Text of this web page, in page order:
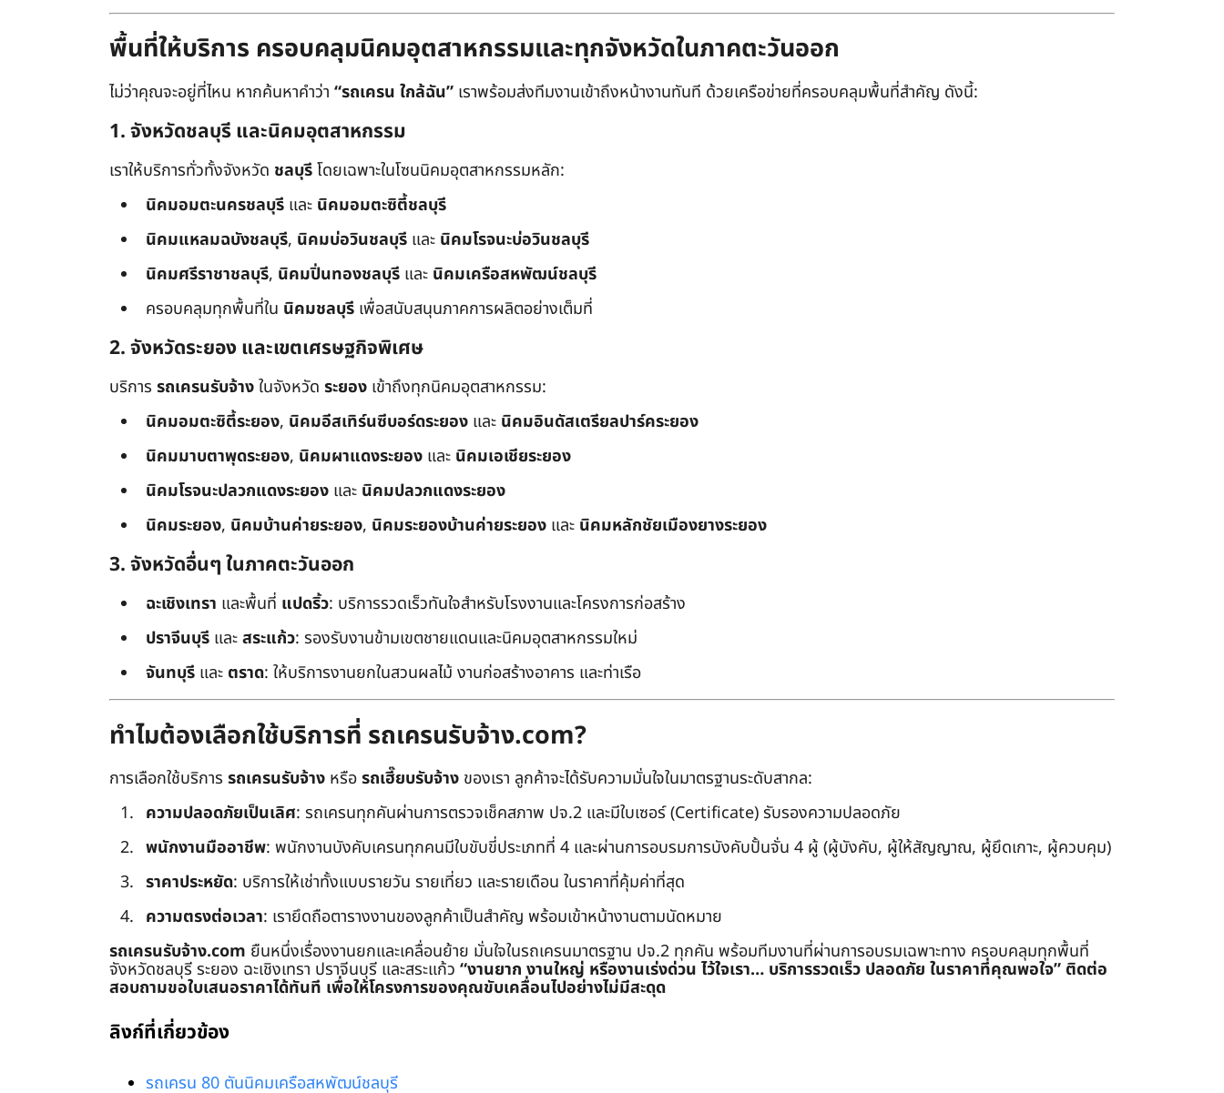
พื้นที่ให้บริการ ครอบคลุมนิคมอุตสาหกรรมและทุกจังหวัดในภาคตะวันออก
ไม่ว่าคุณจะอยู่ที่ไหน หากค้นหาคำว่า “รถเครน ใกล้ฉัน” เราพร้อมส่งทีมงานเข้าถึงหน้างานทันที ด้วยเครือข่ายที่ครอบคลุมพื้นที่สำคัญ ดังนี้:
1. จังหวัดชลบุรี และนิคมอุตสาหกรรม
เราให้บริการทั่วทั้งจังหวัด ชลบุรีโดยเฉพาะในโซนนิคมอุตสาหกรรมหลัก:
นิคมอมตะนครชลบุรี และ นิคมอมตะซิตี้ชลบุรี
นิคมแหลมฉบังชลบุรี, นิคมบ่อวินชลบุรี และ นิคมโรจนะบ่อวินชลบุรี
นิคมศรีราชาชลบุรี, นิคมปิ่นทองชลบุรี และ นิคมเครือสหพัฒน์ชลบุรี
ครอบคลุมทุกพื้นที่ใน นิคมชลบุรี เพื่อสนับสนุนภาคการผลิตอย่างเต็มที่
2. จังหวัดระยอง และเขตเศรษฐกิจพิเศษ
บริการ รถเครนรับจ้างในจังหวัด ระยอง เข้าถึงทุกนิคมอุตสาหกรรม:
นิคมอมตะซิตี้ระยอง, นิคมอีสเทิร์นซีบอร์ดระยอง และ นิคมอินดัสเตรียลปาร์คระยอง
นิคมมาบตาพุดระยอง, นิคมผาแดงระยอง และ นิคมเอเชียระยอง
นิคมโรจนะปลวกแดงระยอง และ นิคมปลวกแดงระยอง
นิคมระยอง, นิคมบ้านค่ายระยอง, นิคมระยองบ้านค่ายระยอง และ นิคมหลักชัยเมืองยางระยอง
3. จังหวัดอื่นๆ ในภาคตะวันออก
ฉะเชิงเทรา และพื้นที่ แปดริ้ว: บริการรวดเร็วทันใจสำหรับโรงงานและโครงการก่อสร้าง
ปราจีนบุรี และสระแก้ว: รองรับงานข้ามเขตชายแดนและนิคมอุตสาหกรรมใหม่
จันทบุรี และ ตราด: ให้บริการงานยกในสวนผลไม้ งานก่อสร้างอาคาร และท่าเรือ
ทำไมต้องเลือกใช้บริการที่ รถเครนรับจ้าง.com?
การเลือกใช้บริการ รถเครนรับจ้าง หรือรถเฮี๊ยบรับจ้าง ของเรา ลูกค้าจะได้รับความมั่นใจในมาตรฐานระดับสากล:
ความปลอดภัยเป็นเลิศ: รถเครนทุกคันผ่านการตรวจเช็คสภาพ ปจ.2 และมีใบเซอร์ (Certificate) รับรองความปลอดภัย
พนักงานมืออาชีพ: พนักงานบังคับเครนทุกคนมีใบขับขี่ประเภทที่ 4 และผ่านการอบรมการบังคับปั้นจั่น 4 ผู้ (ผู้บังคับ, ผู้ให้สัญญาณ, ผู้ยึดเกาะ, ผู้ควบคุม)
ราคาประหยัด: บริการให้เช่าทั้งแบบรายวัน รายเที่ยว และรายเดือน ในราคาที่คุ้มค่าที่สุด
ความตรงต่อเวลา: เรายึดถือตารางงานของลูกค้าเป็นสำคัญ พร้อมเข้าหน้างานตามนัดหมาย
รถเครนรับจ้าง.com ยืนหนึ่งเรื่องงานยกและเคลื่อนย้าย มั่นใจในรถเครนมาตรฐาน ปจ.2 ทุกคัน พร้อมทีมงานที่ผ่านการอบรมเฉพาะทาง ครอบคลุมทุกพื้นที่
จังหวัดชลบุรี ระยอง ฉะเชิงเทรา ปราจีนบุรี และสระแก้ว “งานยาก งานใหญ่ หรืองานเร่งด่วน ไว้ใจเรา… บริการรวดเร็ว ปลอดภัย ในราคาที่คุณพอใจ” ติดต่อ
สอบถามขอใบเสนอราคาได้ทันที เพื่อให้โครงการของคุณขับเคลื่อนไปอย่างไม่มีสะดุด
ลิงก์ที่เกี่ยวข้อง
รถเครน 80 ตันนิคมเครือสหพัฒน์ชลบุรี